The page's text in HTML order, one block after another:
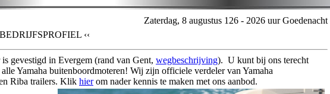
Zaterdag, 8 augustus 126 - 2026 uur Goedenacht
‹‹
gevestigd in Evergem (rand van Gent, wegbeschrijving). U kunt bij ons terecht
Yamaha buitenboordmoteren! Wij zijn officiele verdeler van Yamaha
Riba trailers. Klik hierom nader kennis te maken met ons aanbod.